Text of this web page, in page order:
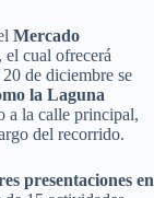
Mercado
cual ofrecerá
de diciembre se
la Laguna
a la calle principal,
del recorrido.
presentaciones en